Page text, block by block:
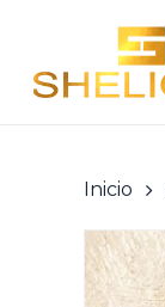
main
content
Inicio